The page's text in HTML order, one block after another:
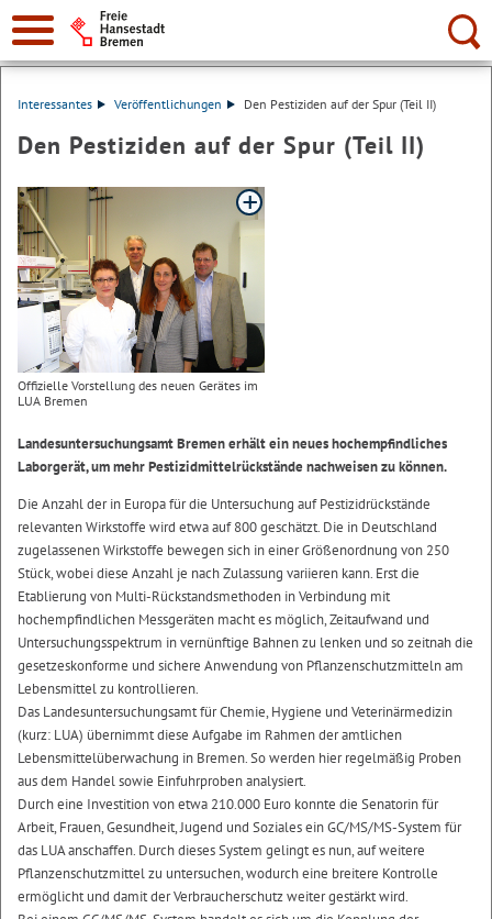
Suche:
Interessantes Veröffentlichungen Den Pestiziden auf der Spur (Teil II)
Den Pestiziden auf der Spur (Teil II)
Offizielle Vorstellung des neuen Gerätes im
LUA Bremen
Landesuntersuchungsamt Bremen erhält ein neues hochempfindliches
Laborgerät, um mehr Pestizidmittelrückstände nachweisen zu können.
Die Anzahl der in Europa für die Untersuchung auf Pestizidrückstände
relevanten Wirkstoffe wird etwa auf 800 geschätzt. Die in Deutschland
zugelassenen Wirkstoffe bewegen sich in einer Größenordnung von 250
Stück, wobei diese Anzahl je nach Zulassung variieren kann. Erst die
Etablierung von Multi-Rückstandsmethoden in Verbindung mit
hochempfindlichen Messgeräten macht es möglich, Zeitaufwand und
Untersuchungsspektrum in vernünftige Bahnen zu lenken und so zeitnah die
gesetzeskonforme und sichere Anwendung von Pflanzenschutzmitteln am
Lebensmittel zu kontrollieren.
Das Landesuntersuchungsamt für Chemie, Hygiene und Veterinärmedizin
(kurz: LUA) übernimmt diese Aufgabe im Rahmen der amtlichen
Lebensmittelüberwachung in Bremen. So werden hier regelmäßig Proben
aus dem Handel sowie Einfuhrproben analysiert.
Durch eine Investition von etwa 210.000 Euro konnte die Senatorin für
Arbeit, Frauen, Gesundheit, Jugend und Soziales ein GC/MS/MS-System für
das LUA anschaffen. Durch dieses System gelingt es nun, auf weitere
Pflanzenschutzmittel zu untersuchen, wodurch eine breitere Kontrolle
ermöglicht und damit der Verbraucherschutz weiter gestärkt wird.